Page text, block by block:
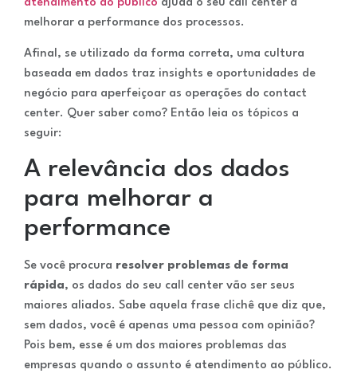
atendimento ao público ajuda o seu call center a
melhorar a performance dos processos.
Afinal, se utilizado da forma correta, uma cultura
baseada em dados traz insights e oportunidades de
negócio para aperfeiçoar as operações do contact
center. Quer saber como? Então leia os tópicos a
seguir:
A relevância dos dados
para melhorar a
performance
Se você procura resolver problemas de forma
rápida, os dados do seu call center vão ser seus
maiores aliados. Sabe aquela frase clichê que diz que,
sem dados, você é apenas uma pessoa com opinião?
Pois bem, esse é um dos maiores problemas das
empresas quando o assunto é atendimento ao público.